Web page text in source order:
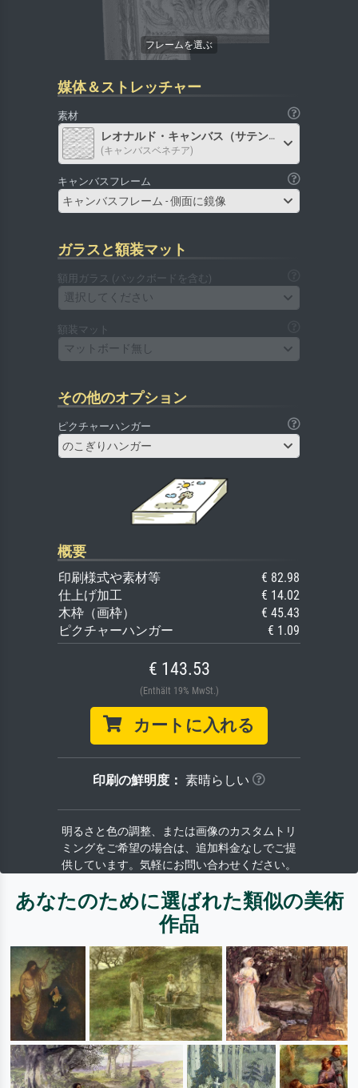
媒体＆ストレッチャー
素材
レオナルド・キャンバス（サテン）
(キャンバスベネチア)
キャンバスフレーム
キャンバスフレーム - 側面に鏡像
ガラスと額装マット
額用ガラス (バックボードを含む)
選択してください
額装マット
マットボード無し
その他のオプション
ピクチャーハンガー
のこぎりハンガー
概要
印刷様式や素材等
€ 82.98
仕上げ加工
€ 14.02
木枠（画枠）
€ 45.43
ピクチャーハンガー
€ 1.09
€ 143.53
(Enthält 19% MwSt.)
カートに入れる
印刷の鮮明度： 素晴らしい
明るさと色の調整、または画像のカスタムトリ
ミングをご希望の場合は、追加料金なしでご提
供しています。気軽にお問い合わせください。
あなたのために選ばれた類似の美術
作品